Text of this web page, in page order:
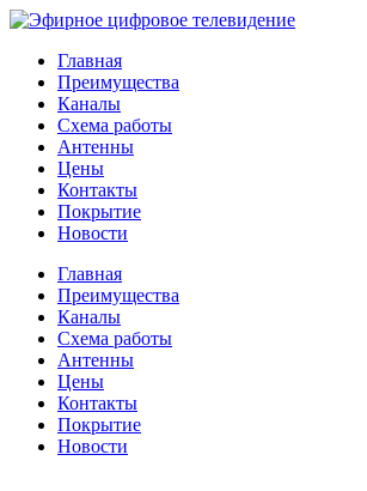
Главная
Преимущества
Каналы
Схема работы
Антенны
Цены
Контакты
Покрытие
Новости
Главная
Преимущества
Каналы
Схема работы
Антенны
Цены
Контакты
Покрытие
Новости